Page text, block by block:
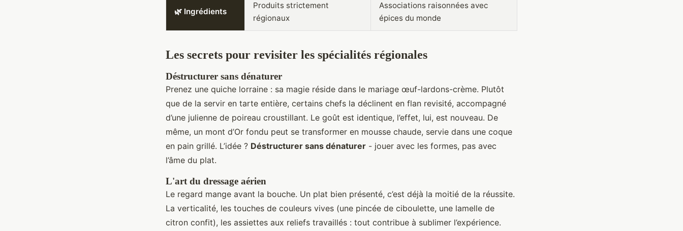
🌿 Ingrédients
Produits strictement
régionaux
Associations raisonnées avec
épices du monde
Les secrets pour revisiter les spécialités régionales
Déstructurer sans dénaturer
Prenez une quiche lorraine : sa magie réside dans le mariage œuf-lardons-crème. Plutôt
que de la servir en tarte entière, certains chefs la déclinent en flan revisité, accompagné
d’une julienne de poireau croustillant. Le goût est identique, l’effet, lui, est nouveau. De
même, un mont d’Or fondu peut se transformer en mousse chaude, servie dans une coque
en pain grillé. L’idée ? Déstructurer sans dénaturer - jouer avec les formes, pas avec
l’âme du plat.
L'art du dressage aérien
Le regard mange avant la bouche. Un plat bien présenté, c’est déjà la moitié de la réussite.
La verticalité, les touches de couleurs vives (une pincée de ciboulette, une lamelle de
citron confit), les assiettes aux reliefs travaillés : tout contribue à sublimer l’expérience.